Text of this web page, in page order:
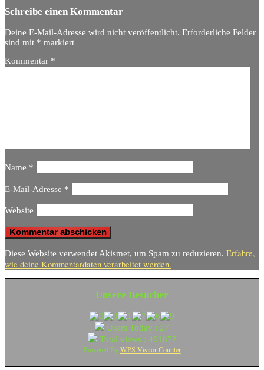
Schreibe einen Kommentar
Deine E-Mail-Adresse wird nicht veröffentlicht. Erforderliche Felder
sind mit * markiert
Kommentar *
Name *
E-Mail-Adresse *
Website
Diese Website verwendet Akismet, um Spam zu reduzieren. Erfahre,
wie deine Kommentardaten verarbeitet werden.
Unsere Besucher
Users Today : 27
Total views : 461877
Powered By WPS Visitor Counter